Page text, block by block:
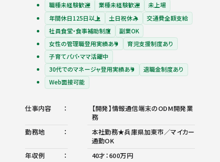
職種未経験歓迎
業種未経験歓迎
未上場
年間休日125日以上
土日祝休み
交通費全額支給
社員食堂・食事補助制度
副業OK
女性の管理職登用実績あり
育児支援制度あり
子育てパパ・ママ活躍中
30代でのマネージャ登用実績あり
退職金制度あり
Web面接可能
仕事内容
【開発】情報通信端末のODM開発業
務
勤務地
本社勤務★兵庫県加東市／マイカー
通勤OK
年収例
40才：600万円